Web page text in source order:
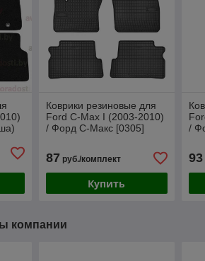
Коврики резиновые для
Ford C-Max I (2003-2010)
/ Форд С-Макс [0305]
87 руб./комплект
Купить
/
93
компании